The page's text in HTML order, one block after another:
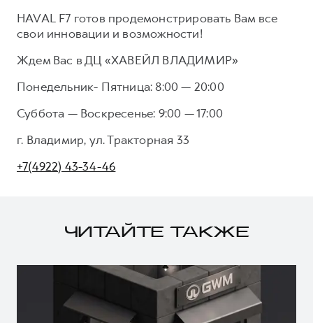
Коллекция Базовая
Коллекция Детская
HAVAL F7 готов продемонстрировать Вам все
свои инновации и возможности!
Ждем Вас в ДЦ «ХАВЕЙЛ ВЛАДИМИР»
Понедельник- Пятница: 8:00 — 20:00
Суббота — Воскресенье: 9:00 — 17:00
г. Владимир, ул. Тракторная 33
+7(4922) 43-34-46
ЧИТАЙТЕ ТАКЖЕ